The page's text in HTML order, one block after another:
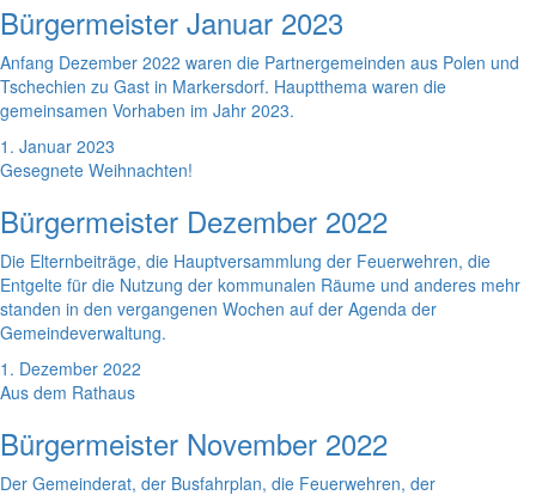
Bürgermeister Januar 2023
Anfang Dezember 2022 waren die Partnergemeinden aus Polen und
Tschechien zu Gast in Markersdorf. Hauptthema waren die
gemeinsamen Vorhaben im Jahr 2023.
1. Januar 2023
Gesegnete Weihnachten!
Bürgermeister Dezember 2022
Die Elternbeiträge, die Hauptversammlung der Feuerwehren, die
Entgelte für die Nutzung der kommunalen Räume und anderes mehr
standen in den vergangenen Wochen auf der Agenda der
Gemeindeverwaltung.
1. Dezember 2022
Aus dem Rathaus
Bürgermeister November 2022
Der Gemeinderat, der Busfahrplan, die Feuerwehren, der